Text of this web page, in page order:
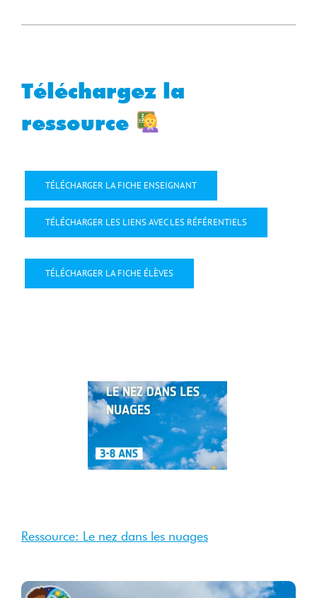
Téléchargez la
ressource
TÉLÉCHARGER LA FICHE ENSEIGNANT
TÉLÉCHARGER LES LIENS AVEC LES RÉFÉRENTIELS
TÉLÉCHARGER LA FICHE ÉLÈVES
Ressource: Le nez dans les nuages